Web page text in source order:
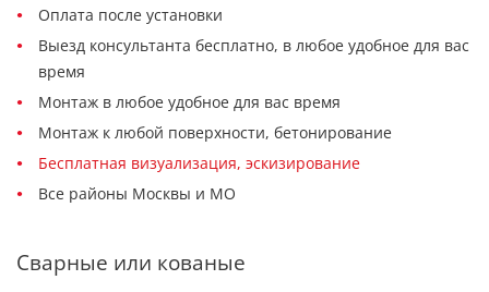
Оплата после установки
Выезд консультанта бесплатно, в любое удобное для вас
время
Монтаж в любое удобное для вас время
Монтаж к любой поверхности, бетонирование
Бесплатная визуализация, эскизирование
Все районы Москвы и МО
Сварные или кованые